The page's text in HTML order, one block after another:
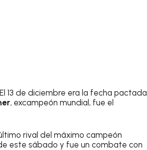
13 de diciembre era la fecha pactada
, excampeón mundial, fue el
rival del máximo campeón
este sábado y fue un combate con